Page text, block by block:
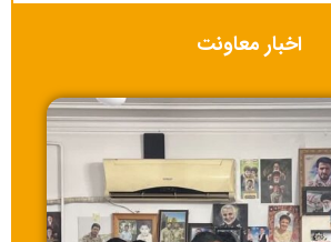
اخبار معاونت